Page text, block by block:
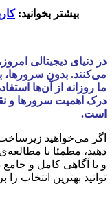
بیشتر بخوانید:
در دنیای دیجیتالی
می‌کنند. بدون سرورها،
ما روزانه از آن‌ها
درک اهمیت سرورها و
است.
اگر می‌خواهید
دهید، مطمئا با مطالعه‌ی
و با آگاهی کامل و
توانید بهترین انتخاب